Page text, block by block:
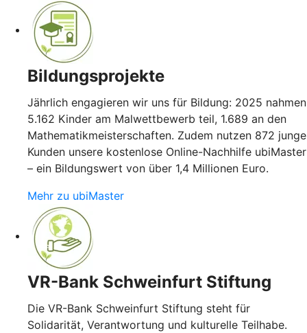
Bildungsprojekte
Jährlich engagieren wir uns für Bildung: 2025 nahmen
5.162 Kinder am Malwettbewerb teil, 1.689 an den
Mathematikmeisterschaften. Zudem nutzen 872 junge
Kunden unsere kostenlose Online-Nachhilfe ubiMaster
– ein Bildungswert von über 1,4 Millionen Euro.
Mehr zu ubiMaster
VR-Bank Schweinfurt Stiftung
Die VR-Bank Schweinfurt Stiftung steht für
Solidarität, Verantwortung und kulturelle Teilhabe.